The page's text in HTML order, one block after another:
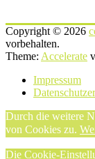
Copyright © 2026
vorbehalten.
Theme: Accelerate
Impressum
Durch die weitere
von Cookies zu.
Die Cookie-